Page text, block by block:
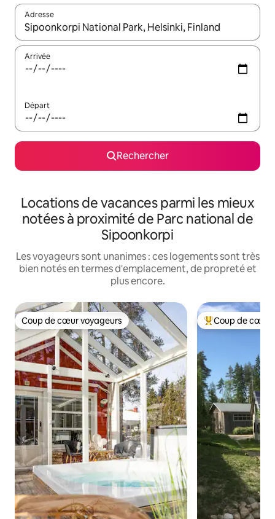
Adresse
Lorsque les résultats s'affichent, utilisez les flèches vers le
Arrivée
Départ
Rechercher
Locations de vacances parmi les mieux
notées à proximité de Parc national de
Sipoonkorpi
Les voyageurs sont unanimes : ces logements sont très
bien notés en termes d'emplacement, de propreté et
plus encore.
Coup de cœur voyageurs
Coup de cœur voyageurs Coups de cœur
Coup de cœur